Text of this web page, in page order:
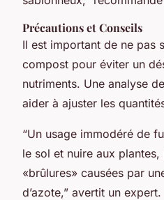
Précautions et Conseils
Il est important de ne pas
compost pour éviter un
nutriments. Une analyse
aider à ajuster les
“Un usage immodéré de
le sol et nuire aux
«brûlures» causées par
d’azote,” avertit un expert.